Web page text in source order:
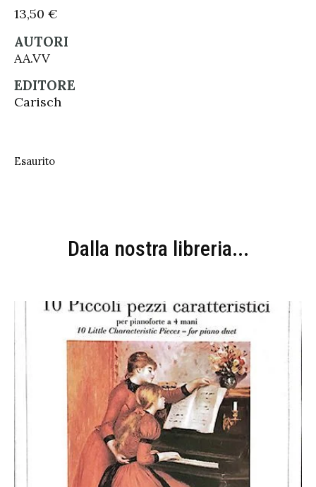
13,50 €
AUTORI
AA.VV
EDITORE
Carisch
Esaurito
Dalla nostra libreria...